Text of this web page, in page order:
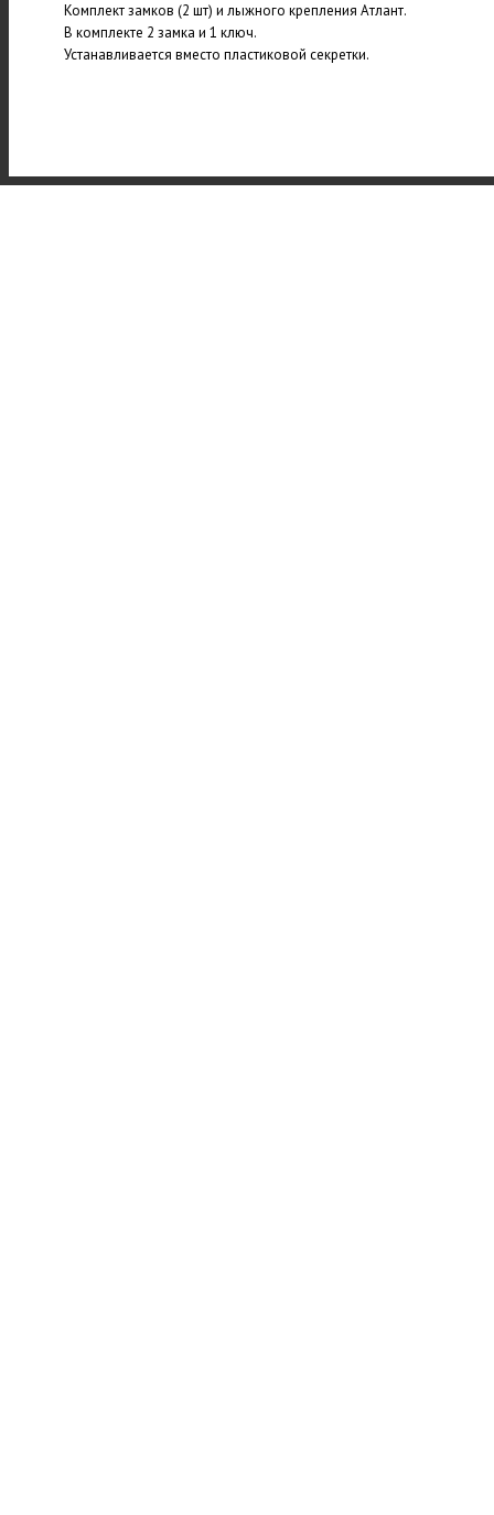
Комплект замков (2 шт) и лыжного крепления Атлант.
В комплекте 2 замка и 1 ключ.
Устанавливается вместо пластиковой секретки.